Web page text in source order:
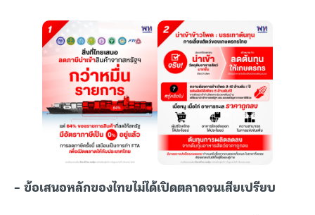
– ข้อเสนอหลักของไทยไม่ได้เปิดตลาดจนเสียเปรียบ